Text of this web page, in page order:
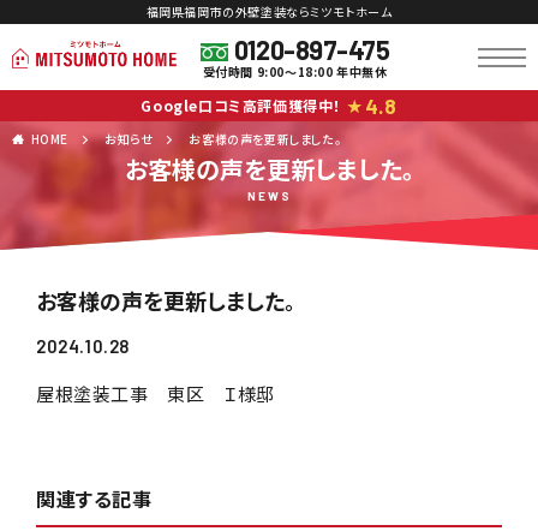
福岡県福岡市の外壁塗装ならミツモトホーム
0120-897-475
受付時間 9:00～18:00 年中無休
Google口コミ高評価獲得中！ ★ 4.8
HOME お知らせ お客様の声を更新しました。
お客様の声を更新しました。
NEWS
お客様の声を更新しました。
2024.10.28
屋根塗装工事 東区 Ｉ様邸
関連する記事